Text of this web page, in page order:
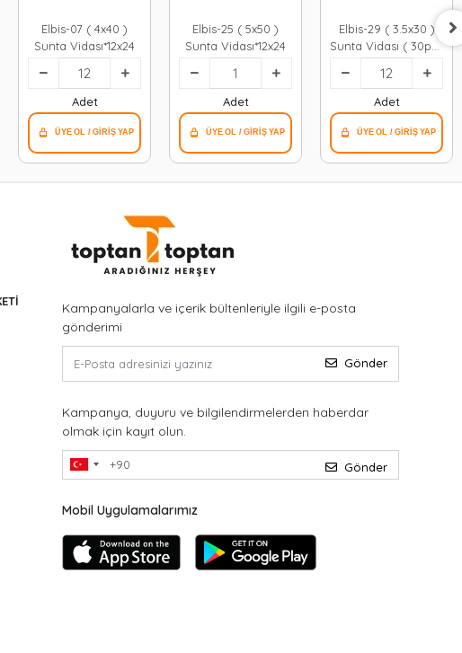
Elbis-07 ( 4x40 )
Sunta Vidası*12x24
Adet
Elbis-25 ( 5x50 )
Sunta Vidası*12x24
Adet
Elbis-29 ( 3.5x30 )
Sunta Vidası ( 30pcs
)*12x24
Adet
Kampanyalarla ve içerik bültenleriyle ilgili e-posta
gönderimi
Gönder
Kampanya, duyuru ve bilgilendirmelerden haberdar
olmak için kayıt olun.
Gönder
Mobil Uygulamalarımız